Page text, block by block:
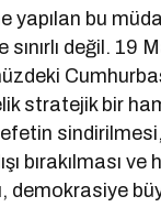
yapılan bu
değil. 19
stratejik bir
bırakılması ve
demokrasiye